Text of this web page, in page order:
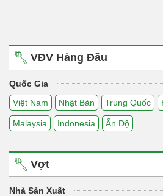
VĐV Hàng Đầu
Quốc Gia
Việt Nam
Nhật Bản Trung Quốc
Malaysia Indonesia Ấn Độ
Vợt
Nhà Sản Xuất